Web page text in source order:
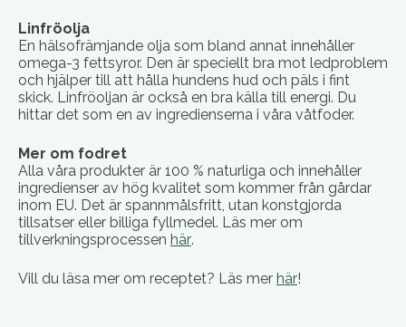
Linfröolja
En hälsofrämjande olja som bland annat innehåller
omega-3 fettsyror. Den är speciellt bra mot ledproblem
och hjälper till att hålla hundens hud och päls i fint
skick. Linfröoljan är också en bra källa till energi. Du
hittar det som en av ingredienserna i våra våtfoder.
Mer om fodret
Alla våra produkter är 100 % naturliga och innehåller
ingredienser av hög kvalitet som kommer från gårdar
inom EU. Det är spannmålsfritt, utan konstgjorda
tillsatser eller billiga fyllmedel. Läs mer om
tillverkningsprocessen här.
Vill du läsa mer om receptet? Läs mer här!